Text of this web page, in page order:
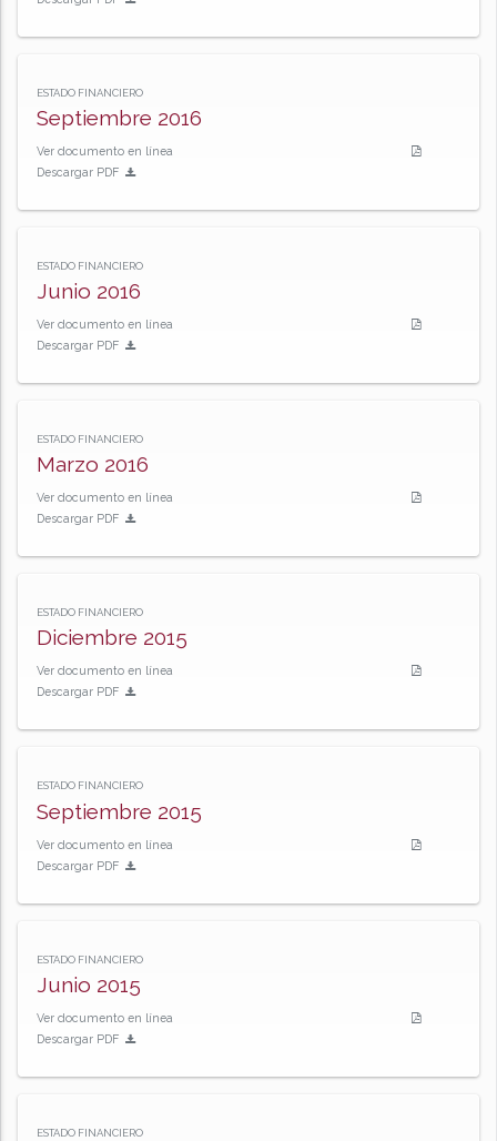
ESTADO FINANCIERO
Septiembre 2016
Ver documento en línea
Descargar PDF
ESTADO FINANCIERO
Junio 2016
Ver documento en línea
Descargar PDF
ESTADO FINANCIERO
Marzo 2016
Ver documento en línea
Descargar PDF
ESTADO FINANCIERO
Diciembre 2015
Ver documento en línea
Descargar PDF
ESTADO FINANCIERO
Septiembre 2015
Ver documento en línea
Descargar PDF
ESTADO FINANCIERO
Junio 2015
Ver documento en línea
Descargar PDF
ESTADO FINANCIERO